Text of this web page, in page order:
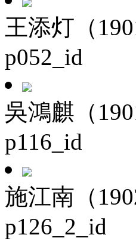
王添灯（
p052_id
吳鴻麒（
p116_id
施江南（
p126_2_id